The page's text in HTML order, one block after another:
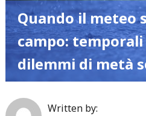
Clio
e
l’utopia
solare
della
R4"
Quando il meteo
campo: temporali
dilemmi di metà
Written by: